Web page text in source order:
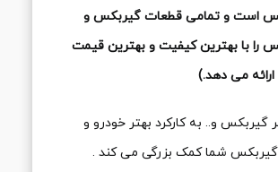
است و تمامی قطعات گیربکس و
را با بهترین کیفیت و بهترین قیمت
می دهد.)
گیربکس و.. به کارکرد بهتر خودرو و
گیربکس شما کمک بزرگی می کند .